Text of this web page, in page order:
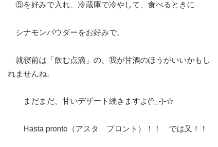
⑤を好みで入れ、冷蔵庫で冷やして、食べるときに
シナモンパウダーをお好みで。
就寝前は「飲む点滴」の、我が甘酒のほうがいいかもし
れませんね。
まだまだ、甘いデザート続きますよ(^_-)-☆
Hasta pronto（アスタ プロント）！！ では又！！